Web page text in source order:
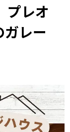
プレオ
レー